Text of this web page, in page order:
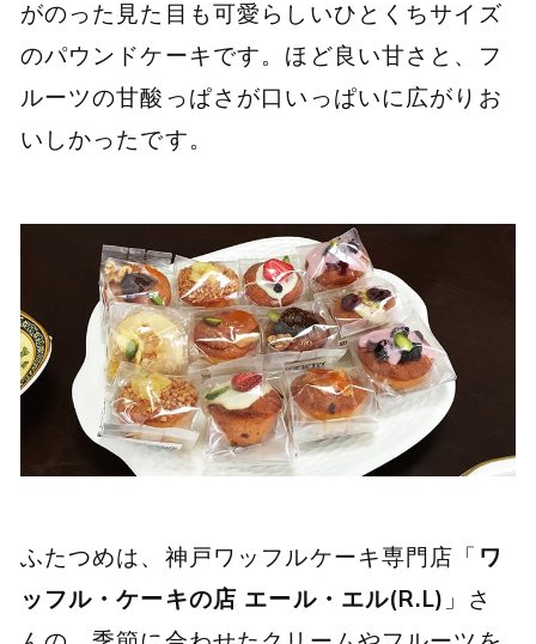
がのった見た目も可愛らしいひとくちサイズ
のパウンドケーキです。ほど良い甘さと、フ
ルーツの甘酸っぱさが口いっぱいに広がりお
いしかったです。
ふたつめは、神戸ワッフルケーキ専門店「 ワ
ッフル・ケーキの店 エール・エル(R.L) 」さ